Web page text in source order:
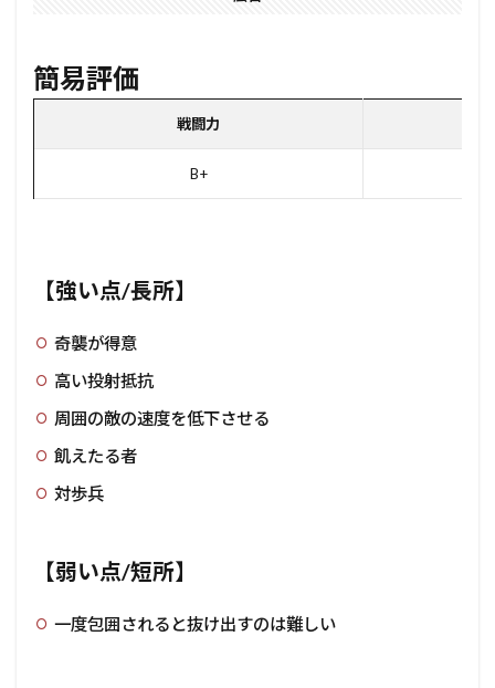
簡易評価
戦闘力
B+
【強い点/長所】
奇襲が得意
高い投射抵抗
周囲の敵の速度を低下させる
飢えたる者
対歩兵
【弱い点/短所】
一度包囲されると抜け出すのは難しい